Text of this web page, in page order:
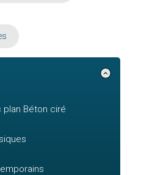
plan Béton ciré